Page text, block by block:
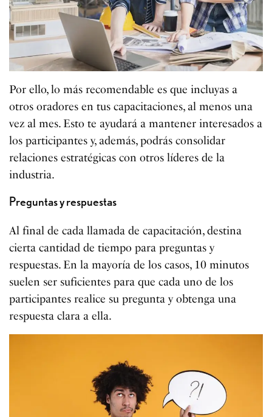
Por ello, lo más recomendable es que incluyas a
otros oradores en tus capacitaciones, al menos una
vez al mes. Esto te ayudará a mantener interesados a
los participantes y, además, podrás consolidar
relaciones estratégicas con otros líderes de la
industria.
Preguntas y respuestas
Al final de cada llamada de capacitación, destina
cierta cantidad de tiempo para preguntas y
respuestas. En la mayoría de los casos, 10 minutos
suelen ser suficientes para que cada uno de los
participantes realice su pregunta y obtenga una
respuesta clara a ella.